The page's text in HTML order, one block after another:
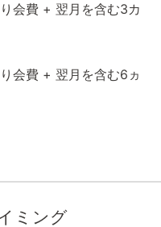
会費 + 翌月を含む3カ
会費 + 翌月を含む6ヵ
ミング